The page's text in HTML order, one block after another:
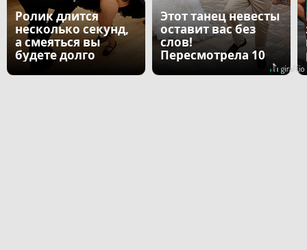
Ролик длится
несколько секунд,
а смеяться вы
будете долго
Этот танец невесты
оставит вас без
слов!
Пересмотрела 10